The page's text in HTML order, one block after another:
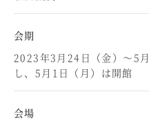
会期
2023年3月24日（金）～
し、5月1日（月）は開館
会場